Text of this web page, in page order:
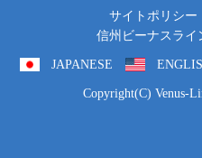
サイトポリシー
信州ビーナスライ
JAPANESE
Copyright(C) Venus-